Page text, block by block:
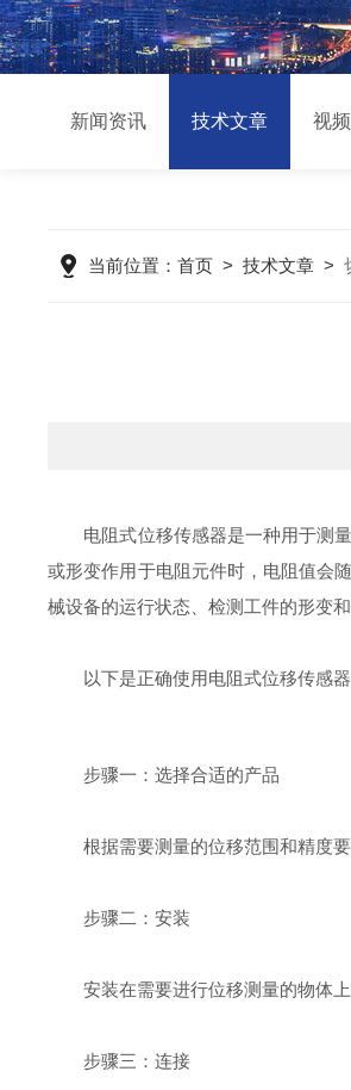
新闻资讯 技术文章 视
当前位置：首页 >技术文章 >
电阻式位移传感器是一种用于测量
或形变作用于电阻元件时，电阻值会
械设备的运行状态、检测工件的形变
以下是正确使用电阻式位移传感器
步骤一：选择合适的产品
根据需要测量的位移范围和精度要
步骤二：安装
安装在需要进行位移测量的物体上
步骤三：连接